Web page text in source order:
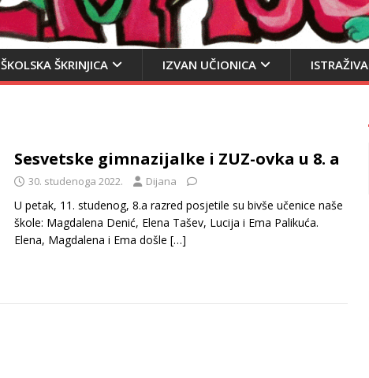
ŠKOLSKA ŠKRINJICA IZVAN UČIONICA
Sesvetske gimnazijalke i ZUZ-ovka u 8. a
30. studenoga 2022. Dijana
U petak, 11. studenog, 8.a razred posjetile su bivše učenice naše
škole: Magdalena Denić, Elena Tašev, Lucija i Ema Palikuća.
Elena, Magdalena i Ema došle […]